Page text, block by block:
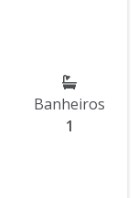
Banheiros
1